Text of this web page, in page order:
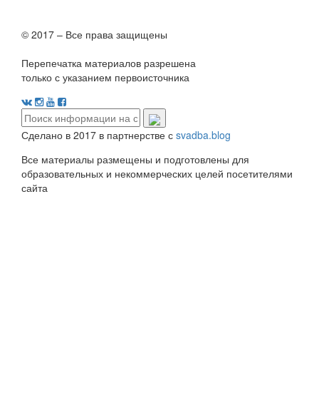
© 2017 – Все права защищены
Перепечатка материалов разрешена
только с указанием первоисточника
Сделано в 2017 в партнерстве с svadba.blog
Все материалы размещены и подготовлены для
образовательных и некоммерческих целей посетителями
сайта